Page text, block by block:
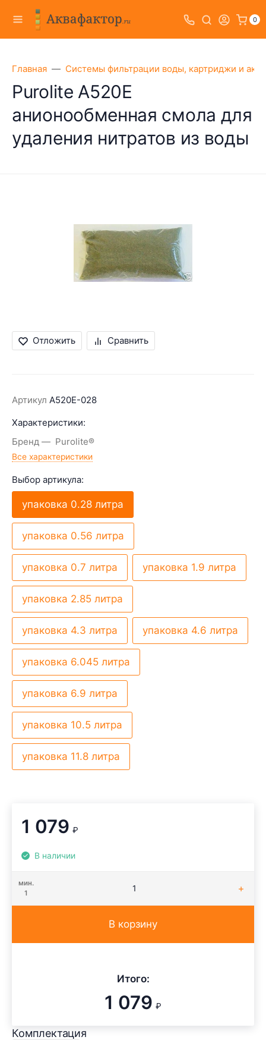
0
Главная Системы фильтрации воды, картриджи и
Purolite A520E
анионообменная смола для
удаления нитратов из воды
Отложить Сравнить
Артикул A520E-028
Характеристики:
Бренд
Purolite®
Все характеристики
Выбор артикула:
упаковка 0.28 литра
упаковка 0.56 литра
упаковка 0.7 литра упаковка 1.9 литра
упаковка 2.85 литра
упаковка 4.3 литра упаковка 4.6 литра
упаковка 6.045 литра
упаковка 6.9 литра
упаковка 10.5 литра
упаковка 11.8 литра
1 079 ₽
В наличии
мин.
1
В корзину
Итого:
1 079 ₽
Комплектация